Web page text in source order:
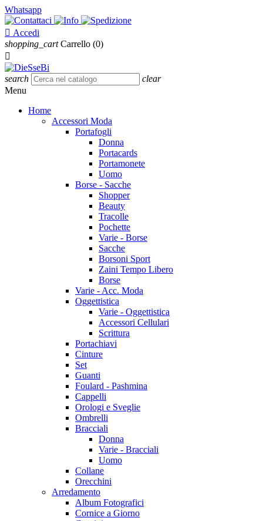
Whatsapp
 Accedi
shopping_cart Carrello (0)

search
clear
Menu
Home
Accessori Moda
Portafogli
Donna
Portacards
Portamonete
Uomo
Borse - Sacche
Shopper
Beauty
Tracolle
Pochette
Varie - Borse
Sacche
Borsoni Sport
Zaini Tempo Libero
Borse
Varie - Acc. Moda
Oggettistica
Varie - Oggettistica
Accessori Cellulari
Scrittura
Portachiavi
Cinture
Set
Guanti
Foulard - Pashmina
Cappelli
Orologi e Sveglie
Ombrelli
Bracciali
Donna
Varie - Bracciali
Uomo
Collane
Orecchini
Arredamento
Album Fotografici
Cornice a Giorno